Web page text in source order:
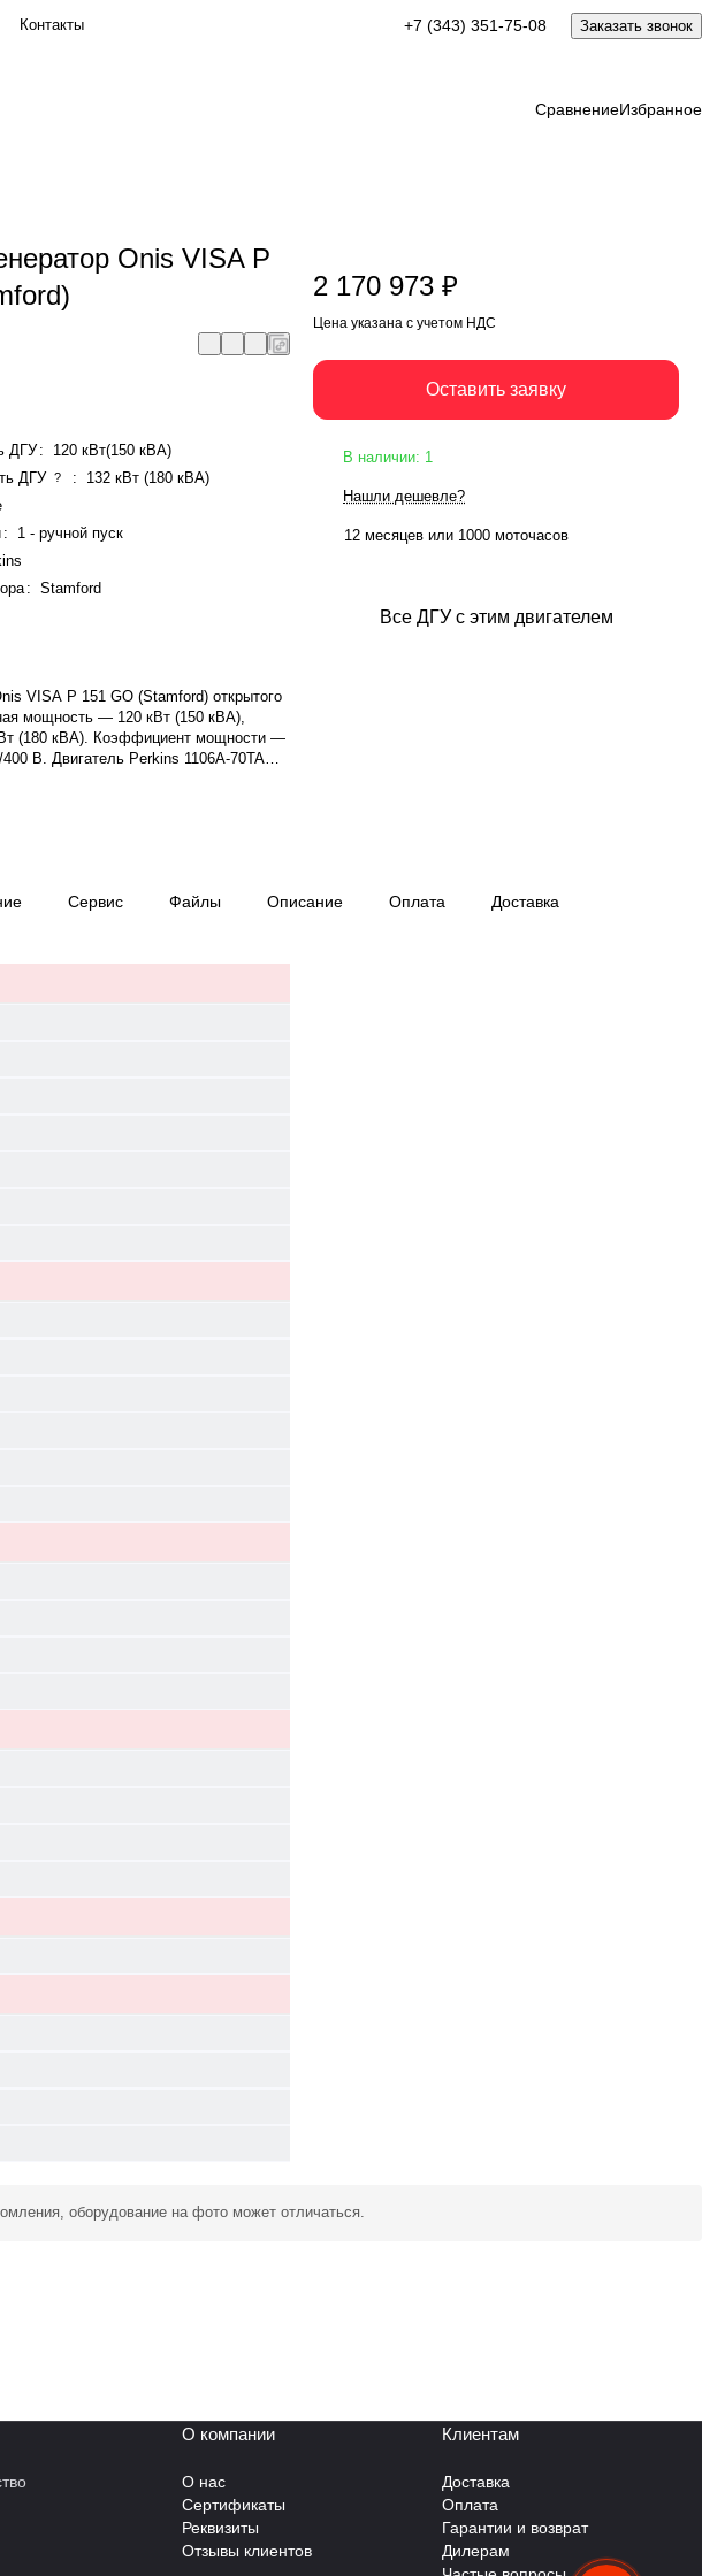
Контакты +7 (343) 351-75-08 Заказать звонок
СравнениеИзбранное
Onis VISA P
Оставить заявку
ДГУ:
120 кВт(150 кВА)
ДГУ ? :
132 кВт (180 кВА)
:
1 - ручной пуск
:
Stamford
VISA P 151 GO (Stamford) открытого
мощность — 120 кВт (150 кВА),
(180 кВА). Коэффициент мощности —
В. Двигатель Perkins 1106A-70TAG2,
с турбонаддувом и электронным
охлаждения жидкостная.
3000×1140×1780 мм, масса —
2 170 973 ₽
Цена указана с учетом НДС
Оставить заявку
В наличии: 1
Нашли дешевле?
12 месяцев или 1000 моточасов
Все ДГУ с этим двигателем
Сервис Файлы Описание Оплата Доставка
оборудование на фото может отличаться.
О компании
О нас
Сертификаты
Реквизиты
Отзывы клиентов
Клиентам
Доставка
Оплата
Гарантии и возврат
Дилерам